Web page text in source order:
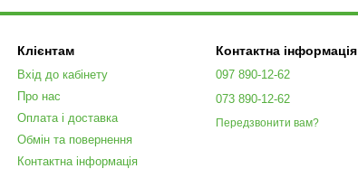
Клієнтам
Вхід до кабінету
Про нас
Оплата і доставка
Обмін та повернення
Контактна інформація
Контактна інформація
097 890-12-62
073 890-12-62
Передзвонити вам?